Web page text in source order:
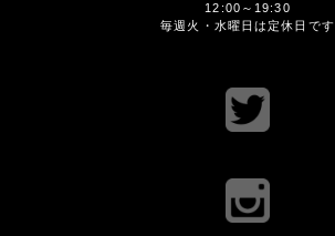
12:00～19:30
毎週火・水曜日は定休日です